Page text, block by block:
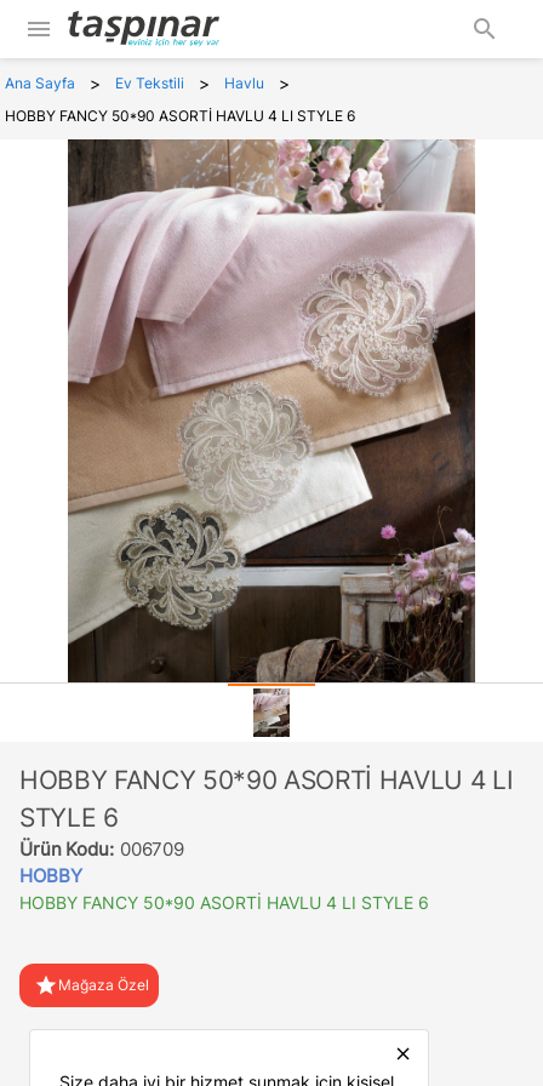
menu search
Ana Sayfa > Ev Tekstili > Havlu >
HOBBY FANCY 50*90 ASORTİ HAVLU 4 LI STYLE 6
HOBBY FANCY 50*90 ASORTİ HAVLU 4 LI
STYLE 6
Ürün Kodu: 006709
HOBBY
HOBBY FANCY 50*90 ASORTİ HAVLU 4 LI STYLE 6
star Mağaza Özel
close
Size daha iyi bir hizmet sunmak için kişisel